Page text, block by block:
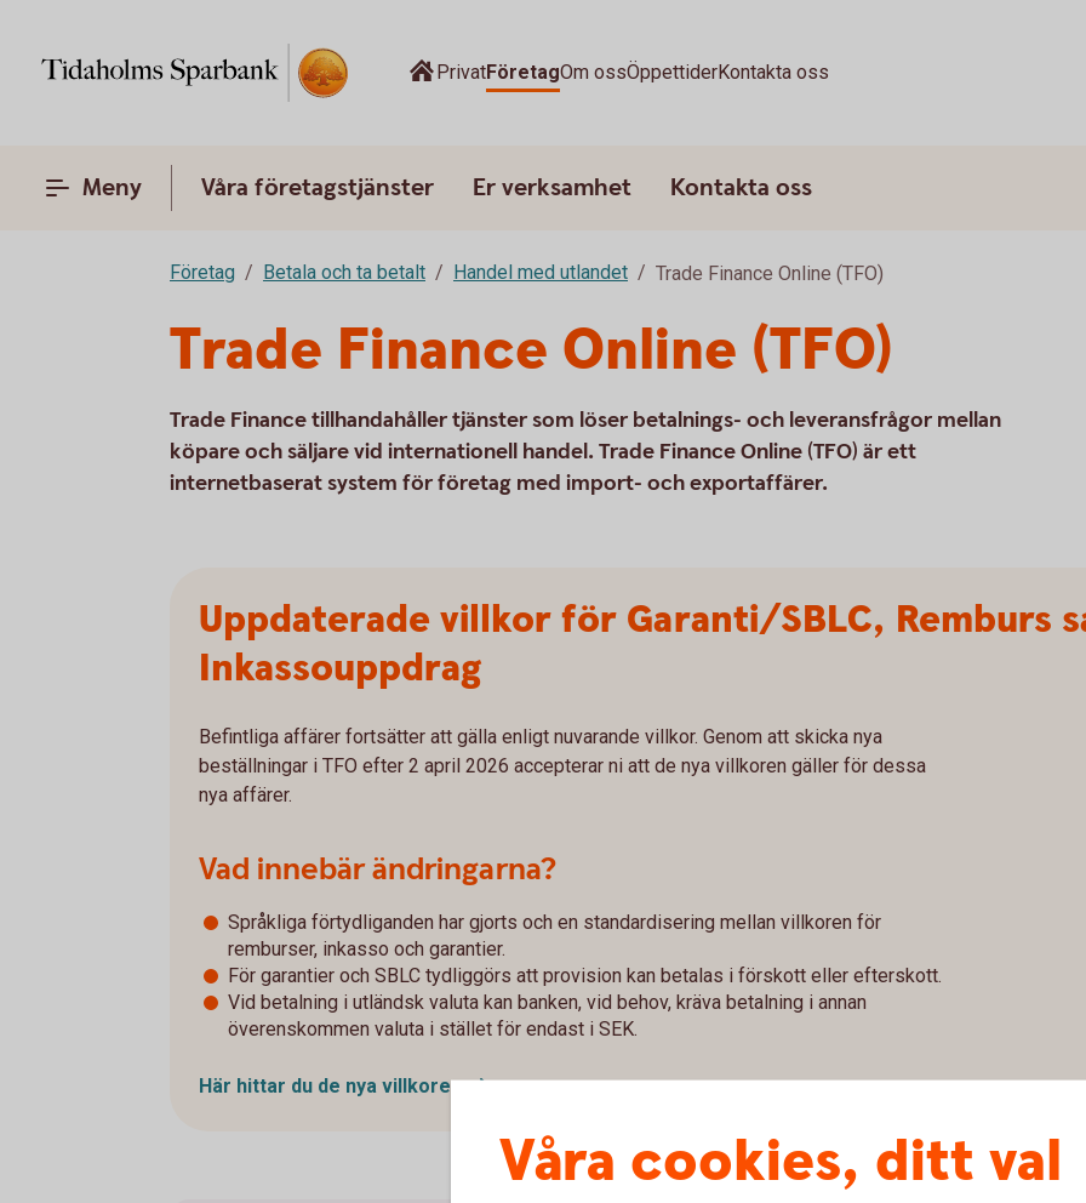
PrivatFöretagOm ossÖppettiderKontakta oss
Meny Våra företagstjänster Er verksamhet Kontakta oss
Företag Betala och ta betalt Handel med utlandet Trade Finance Online (TFO)
Trade Finance Online (TFO)
Trade Finance tillhandahåller tjänster som löser betalnings- och leveransfrågor mellan
köpare och säljare vid internationell handel. Trade Finance Online (TFO) är ett
internetbaserat system för företag med import- och exportaffärer.
Uppdaterade villkor för Garanti/SBLC, Remburs
Inkassouppdrag
Befintliga affärer fortsätter att gälla enligt nuvarande villkor. Genom att skicka nya
beställningar i TFO efter 2 april 2026 accepterar ni att de nya villkoren gäller för dessa
nya affärer.
Vad innebär ändringarna?
Språkliga förtydliganden har gjorts och en standardisering mellan villkoren för
remburser, inkasso och garantier.
För garantier och SBLC tydliggörs att provision kan betalas i förskott eller efterskott.
Vid betalning i utländsk valuta kan banken, vid behov, kräva betalning i annan
överenskommen valuta i stället för endast i SEK.
Här hittar du de nya villkoren
Våra cookies, ditt val